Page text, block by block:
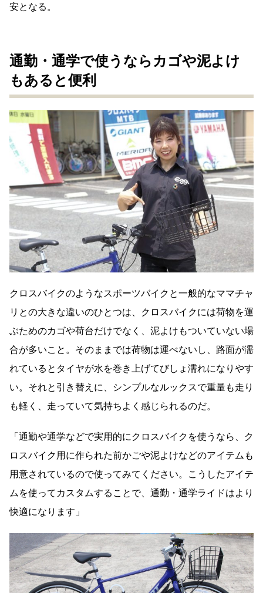
安となる。
通勤・通学で使うならカゴや泥よけ
もあると便利
クロスバイクのようなスポーツバイクと一般的なママチャ
リとの大きな違いのひとつは、クロスバイクには荷物を運
ぶためのカゴや荷台だけでなく、泥よけもついていない場
合が多いこと。そのままでは荷物は運べないし、路面が濡
れているとタイヤが水を巻き上げてびしょ濡れになりやす
い。それと引き替えに、シンプルなルックスで重量も走り
も軽く、走っていて気持ちよく感じられるのだ。
「通勤や通学などで実用的にクロスバイクを使うなら、ク
ロスバイク用に作られた前かごや泥よけなどのアイテムも
用意されているので使ってみてください。こうしたアイテ
ムを使ってカスタムすることで、通勤・通学ライドはより
快適になります」